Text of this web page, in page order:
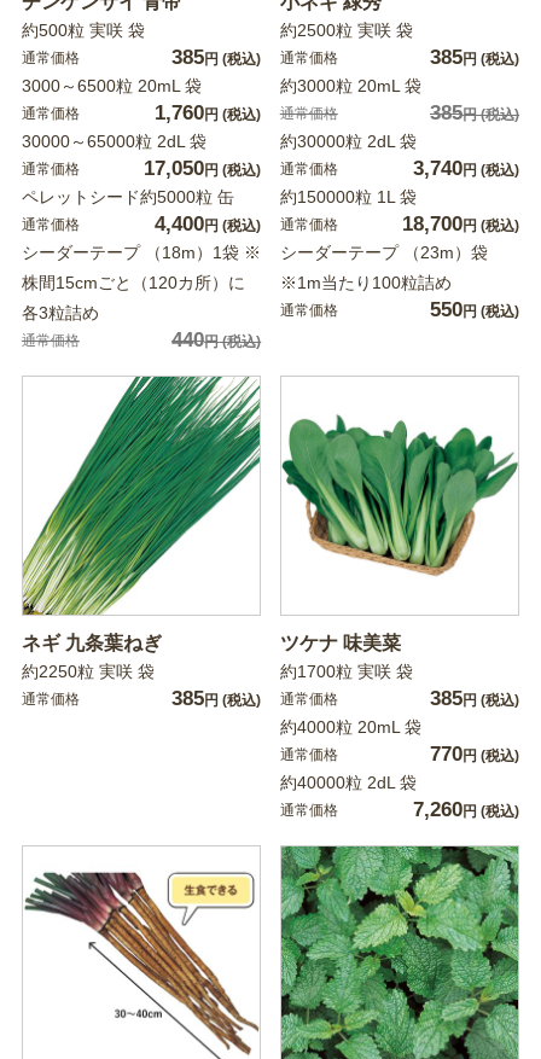
約500粒 実咲 袋
通常価格 385円 (税込)
3000～6500粒 20mL 袋
通常価格 1,760円 (税込)
30000～65000粒 2dL 袋
通常価格 17,050円 (税込)
ペレットシード約5000粒 缶
通常価格 4,400円 (税込)
シーダーテープ （18m）1袋 ※
株間15cmごと（120カ所）に
各3粒詰め
通常価格 440円(税込)
約2500粒 実咲 袋
通常価格 385円 (税込)
約3000粒 20mL 袋
通常価格 385円(税込)
約30000粒 2dL 袋
通常価格 3,740円 (税込)
約150000粒 1L 袋
通常価格 18,700円 (税込)
シーダーテープ （23m）袋
※1m当たり100粒詰め
通常価格 550円 (税込)
ネギ 九条葉ねぎ
約2250粒 実咲 袋
通常価格 385円 (税込)
ツケナ 味美菜
約1700粒 実咲 袋
通常価格 385円 (税込)
約4000粒 20mL 袋
通常価格 770円 (税込)
約40000粒 2dL 袋
通常価格 7,260円 (税込)